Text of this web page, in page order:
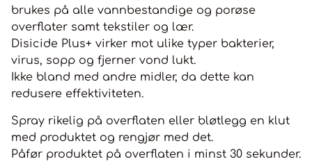
brukes på alle vannbestandige og porøse
overflater samt tekstiler og lær.
Disicide Plus+ virker mot ulike typer bakterier,
virus, sopp og fjerner vond lukt.
Ikke bland med andre midler, da dette kan
redusere effektiviteten.
Spray rikelig på overflaten eller bløtlegg en klut
med produktet og rengjør med det.
Påfør produktet på overflaten i minst 30 sekunder.